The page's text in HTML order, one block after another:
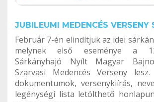
JUBILEUMI MEDENCÉS VERSENY
Február 7-én elindítjuk az idei
melynek első eseménye a
Sárkányhajó Nyílt Magyar
Szarvasi Medencés Verseny
dokumentumok, versenykiírás,
legénységi lista letölthető